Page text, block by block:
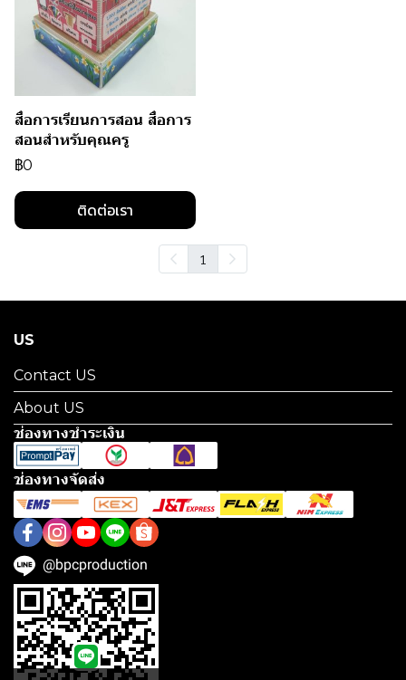
สื่อการเรียนการสอน สื่อการ
สอนสำหรับคุณครู
฿0
ติดต่อเรา
1
US
Contact US
About US
ช่องทางชำระเงิน
ช่องทางจัดส่ง
@bpcproduction